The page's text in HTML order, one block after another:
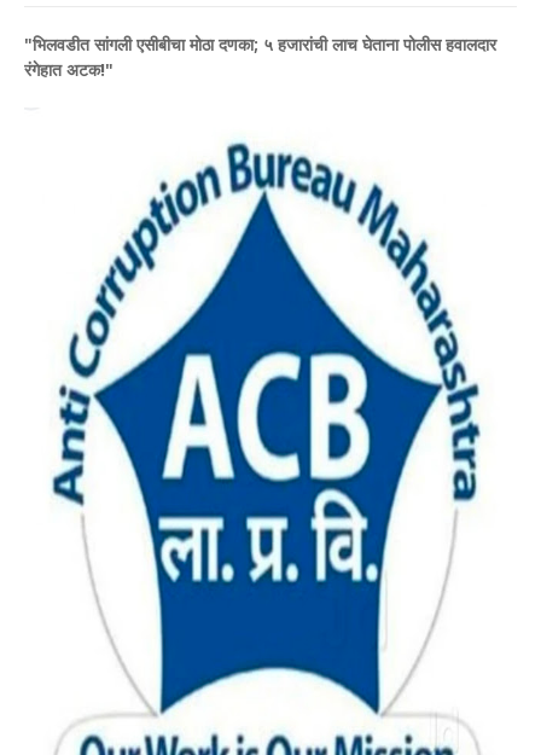
"भिलवडीत सांगली एसीबीचा मोठा दणका; ५ हजारांची लाच घेताना पोलीस हवालदार
रंगेहात अटक!"